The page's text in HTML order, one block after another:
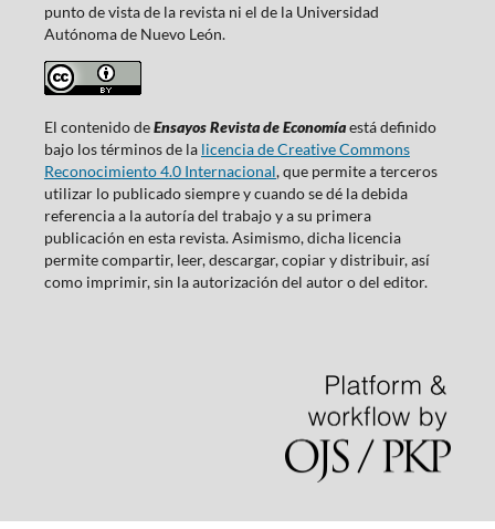
punto de vista de la revista ni el de la Universidad
Autónoma de Nuevo León.
El contenido deEnsayos Revista de Economíaestá definido
bajo los términos de la licencia de Creative Commons
Reconocimiento 4.0 Internacional, que permite a terceros
utilizar lo publicado siempre y cuando se dé la debida
referencia a la autoría del trabajo y a su primera
publicación en esta revista. Asimismo, dicha licencia
permite compartir, leer, descargar, copiar y distribuir, así
como imprimir, sin la autorización del autor o del editor.